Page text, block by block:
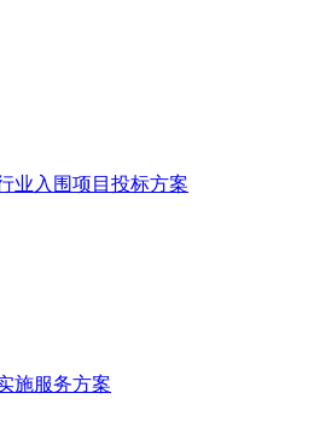
业入围项目投标方案
施服务方案